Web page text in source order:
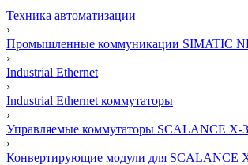
Техника автоматизации
›
Промышленные коммуникации SIMATIC
›
Industrial Ethernet
›
Industrial Ethernet коммутаторы
›
Управляемые коммутаторы SCALANCE X-
›
Конвертирующие модули для SCALANCE